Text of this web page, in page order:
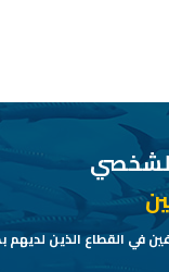
في القطاع الذين لديهم